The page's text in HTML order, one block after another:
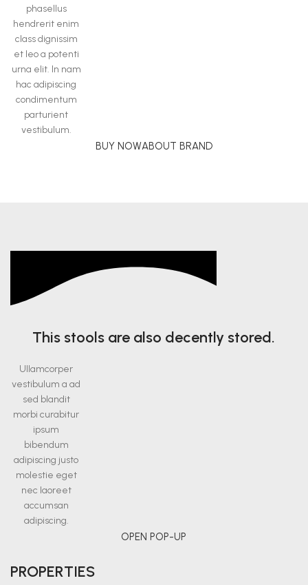
phasellus
hendrerit enim
class dignissim
et leo a potenti
urna elit. In nam
hac adipiscing
condimentum
parturient
vestibulum.
BUY NOWABOUT BRAND
This stools are also decently stored.
Ullamcorper
vestibulum a ad
sed blandit
morbi curabitur
ipsum
bibendum
adipiscing justo
molestie eget
nec laoreet
accumsan
adipiscing.
OPEN POP-UP
PROPERTIES